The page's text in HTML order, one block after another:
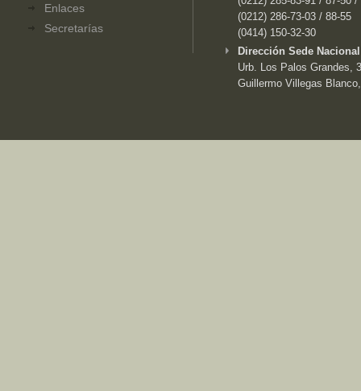
Enlaces
Secretarías
(0212) 286-73-03 / 88-55
(0414) 150-32-30
Dirección Sede
Urb. Los Palos Grandes,
Guillermo Villegas